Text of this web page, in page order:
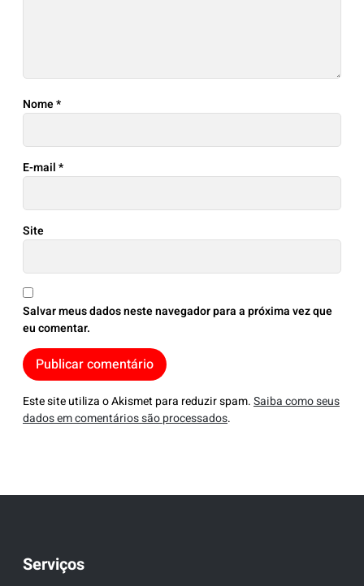
Nome*
E-mail*
Site
Salvar meus dados neste navegador para a próxima vez que
eu comentar.
Este site utiliza o Akismet para reduzir spam.Saiba como seus
dados em comentários são processados.
Serviços